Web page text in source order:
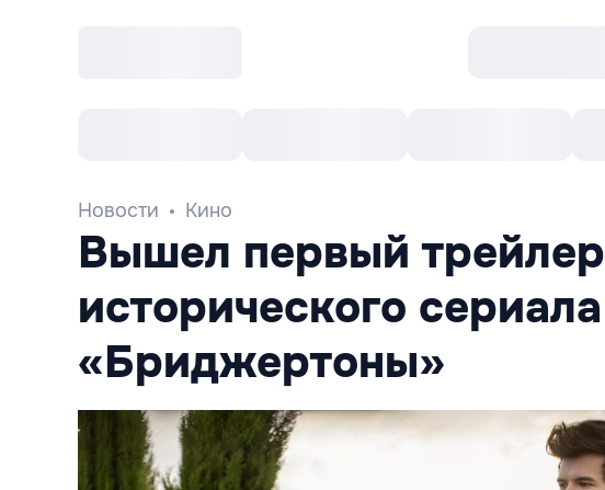
Новости Кино
Вышел первый трейлер
исторического сериала
«Бриджертоны»